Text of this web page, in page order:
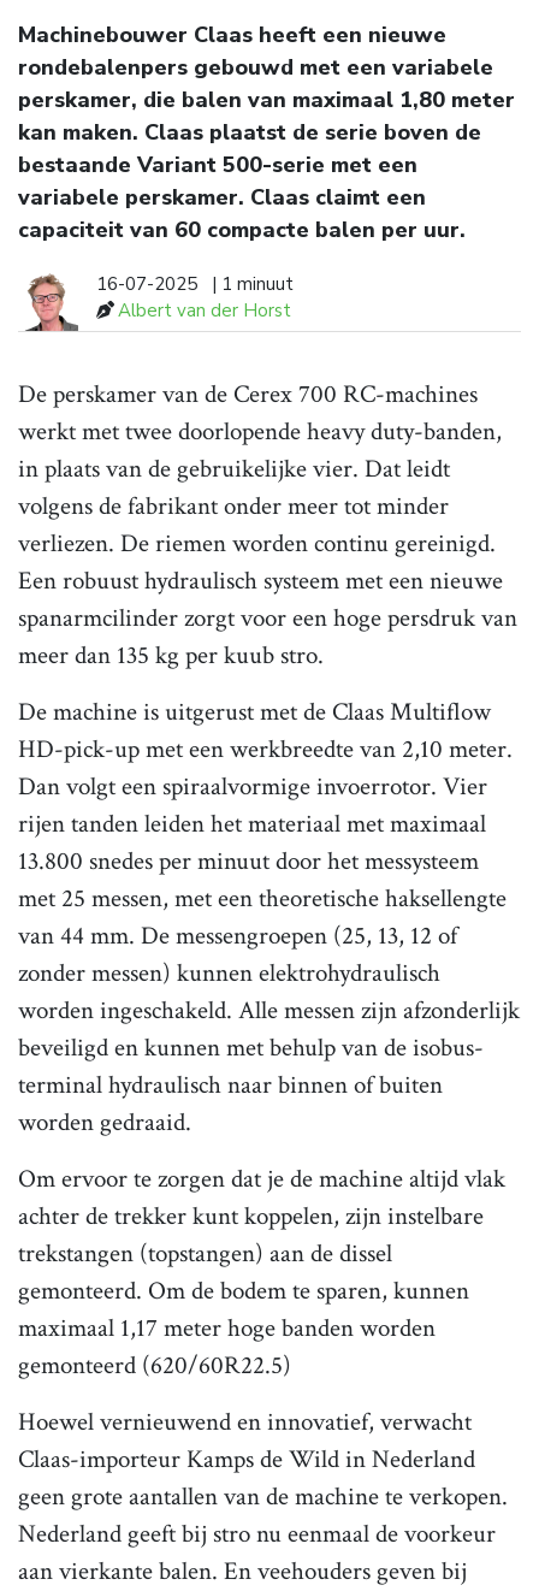
Machinebouwer Claas heeft een nieuwe
rondebalenpers gebouwd met een variabele
perskamer, die balen van maximaal 1,80 meter
kan maken. Claas plaatst de serie boven de
bestaande Variant 500-serie met een
variabele perskamer. Claas claimt een
capaciteit van 60 compacte balen per uur.
16-07-2025
| 1 minuut
Albert van der Horst
De perskamer van de Cerex 700 RC-machines
werkt met twee doorlopende heavy duty-banden,
in plaats van de gebruikelijke vier. Dat leidt
volgens de fabrikant onder meer tot minder
verliezen. De riemen worden continu gereinigd.
Een robuust hydraulisch systeem met een nieuwe
spanarmcilinder zorgt voor een hoge persdruk van
meer dan 135 kg per kuub stro.
De machine is uitgerust met de Claas Multiflow
HD-pick-up met een werkbreedte van 2,10 meter.
Dan volgt een spiraalvormige invoerrotor. Vier
rijen tanden leiden het materiaal met maximaal
13.800 snedes per minuut door het messysteem
met 25 messen, met een theoretische haksellengte
van 44 mm. De messengroepen (25, 13, 12 of
zonder messen) kunnen elektrohydraulisch
worden ingeschakeld. Alle messen zijn afzonderlijk
beveiligd en kunnen met behulp van de isobus-
terminal hydraulisch naar binnen of buiten
worden gedraaid.
Om ervoor te zorgen dat je de machine altijd vlak
achter de trekker kunt koppelen, zijn instelbare
trekstangen (topstangen) aan de dissel
gemonteerd. Om de bodem te sparen, kunnen
maximaal 1,17 meter hoge banden worden
gemonteerd (620/60R22.5)
Hoewel vernieuwend en innovatief, verwacht
Claas-importeur Kamps de Wild in Nederland
geen grote aantallen van de machine te verkopen.
Nederland geeft bij stro nu eenmaal de voorkeur
aan vierkante balen. En veehouders geven bij